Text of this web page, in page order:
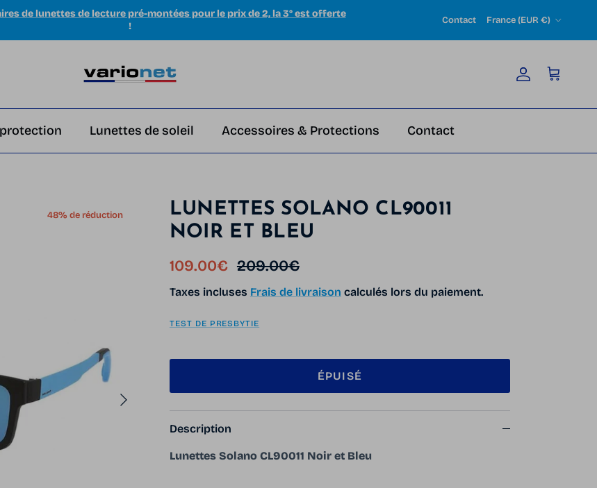
de lunettes de lecture pré-montées pour le prix de 2, la 3° est offerte
!
Contact France (EUR €)
Compte
Panier
Lunettes de soleil Accessoires & Protections Contact
Suivant
48% de réduction
LUNETTES SOLANO CL90011
NOIR ET BLEU
Prix soldé
109.00€ Prix habituel
209.00€
Taxes incluses Frais de livraison calculés lors du paiement.
TEST DE PRESBYTIE
ÉPUISÉ
Description
Lunettes Solano CL90011 Noir et Bleu